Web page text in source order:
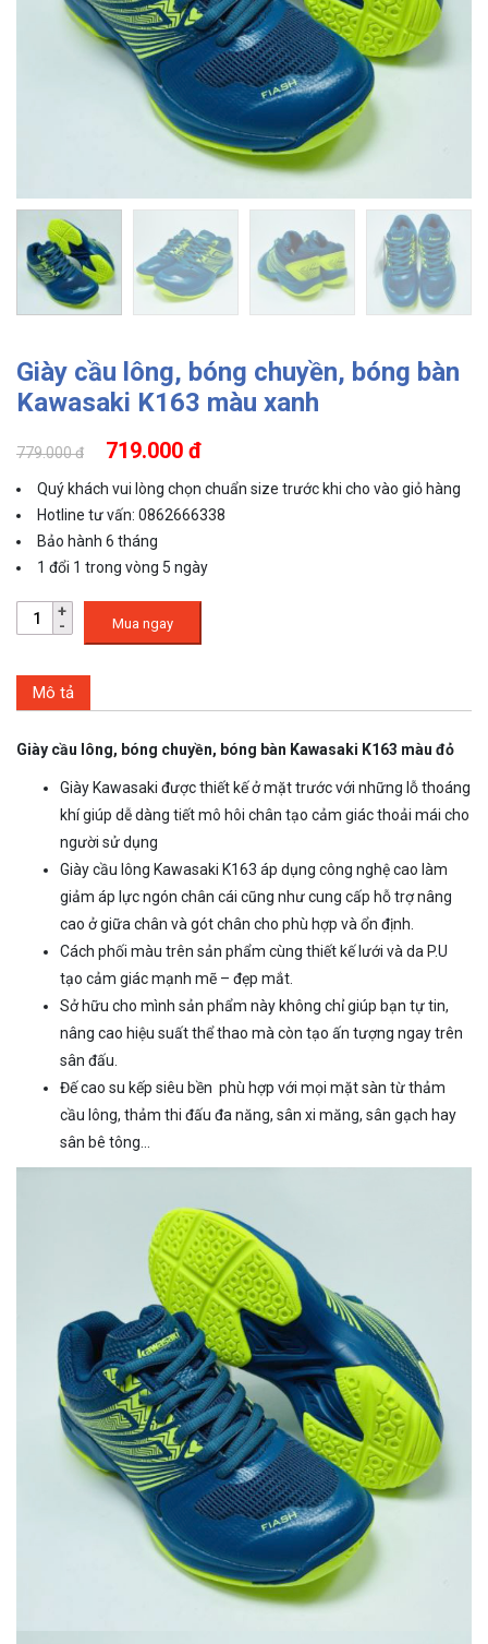
Giày cầu lông, bóng chuyền, bóng bàn
Kawasaki K163 màu xanh
779.000 đ 719.000 đ
Quý khách vui lòng chọn chuẩn size trước khi cho vào giỏ hàng
Hotline tư vấn: 0862666338
Bảo hành 6 tháng
1 đổi 1 trong vòng 5 ngày
Mua ngay
Mô tả
Giày cầu lông, bóng chuyền, bóng bàn Kawasaki K163 màu đỏ
Giày Kawasaki được thiết kế ở mặt trước với những lỗ thoáng
khí giúp dễ dàng tiết mô hôi chân tạo cảm giác thoải mái cho
người sử dụng
Giày cầu lông Kawasaki K163 áp dụng công nghệ cao làm
giảm áp lực ngón chân cái cũng như cung cấp hỗ trợ nâng
cao ở giữa chân và gót chân cho phù hợp và ổn định.
Cách phối màu trên sản phẩm cùng thiết kế lưới và da P.U
tạo cảm giác mạnh mẽ – đẹp mắt.
Sở hữu cho mình sản phẩm này không chỉ giúp bạn tự tin,
nâng cao hiệu suất thể thao mà còn tạo ấn tượng ngay trên
sân đấu.
Đế cao su kếp siêu bền phù hợp với mọi mặt sàn từ thảm
cầu lông, thảm thi đấu đa năng, sân xi măng, sân gạch hay
sân bê tông…